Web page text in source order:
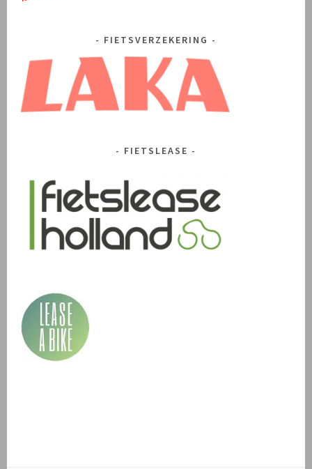
FIETSVERZEKERING
FIETSLEASE